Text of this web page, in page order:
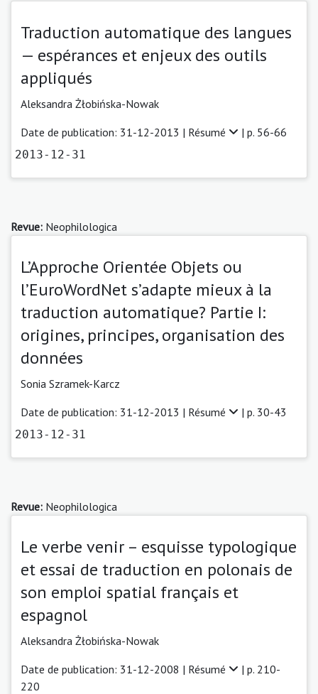
Traduction automatique des langues
— espérances et enjeux des outils
appliqués
Aleksandra Żłobińska-Nowak
Date de publication: 31-12-2013 | Résumé | p. 56-66
2013-12-31
Revue: Neophilologica
L’Approche Orientée Objets ou
l’EuroWordNet s’adapte mieux à la
traduction automatique? Partie I:
origines, principes, organisation des
données
Sonia Szramek-Karcz
Date de publication: 31-12-2013 | Résumé | p. 30-43
2013-12-31
Revue: Neophilologica
Le verbe venir – esquisse typologique
et essai de traduction en polonais de
son emploi spatial français et
espagnol
Aleksandra Żłobińska-Nowak
Date de publication: 31-12-2008 | Résumé
| p. 210-
220